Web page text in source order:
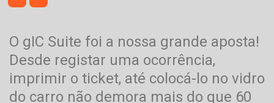
O gIC Suite foi a nossa grande aposta!
Desde registar uma ocorrência,
imprimir o ticket, até colocá-lo no vidro
do carro não demora mais do que 60